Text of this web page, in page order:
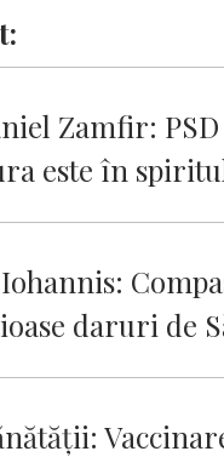
Zamfir:
este în
daruri de